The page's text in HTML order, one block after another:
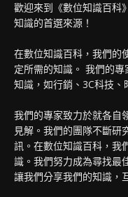
歡迎來到《數位知識百科
知識的首選來源！
在數位知識百科，我們的
定所需的知識。 我們的
知識，如行銷、3C科技、
我們的專家致力於就各自
見解。我們的團隊不斷研
訊。在數位知識百科，我
識。我們努力成為尋找最
讓我們分享我們的知識，